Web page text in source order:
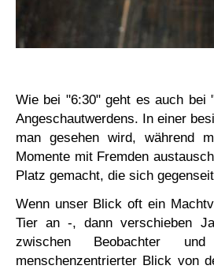
Wie bei "6:30" geht es auch bei
Angeschautwerdens. In einer
man gesehen wird, während
Momente mit Fremden
Platz gemacht, die sich
Wenn unser Blick oft ein
Tier an -, dann verschieben
zwischen Beobachter
menschenzentrierter Blick von